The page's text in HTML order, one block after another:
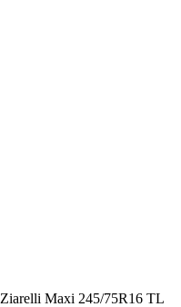
Ziarelli Maxi 245/75R16 TL